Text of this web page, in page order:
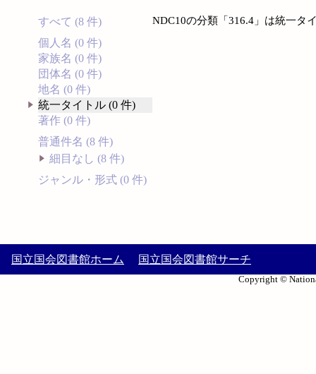
すべて (8 件)
個人名 (0 件)
家族名 (0 件)
団体名 (0 件)
地名 (0 件)
統一タイトル (0 件)
著作 (0 件)
普通件名 (8 件)
細目なし (8 件)
ジャンル・形式 (0 件)
NDC10の分類「316.4」は統一タ
国立国会図書館ホーム 国立国会図書館サーチ
Copyright ©